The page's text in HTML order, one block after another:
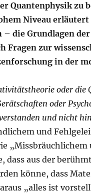
Quantenphysik zu
Niveau
– die Grundlagen
Fragen zur
in der
oder die
oder
und nicht
und
dass aus der
könne, dass
„alles ist